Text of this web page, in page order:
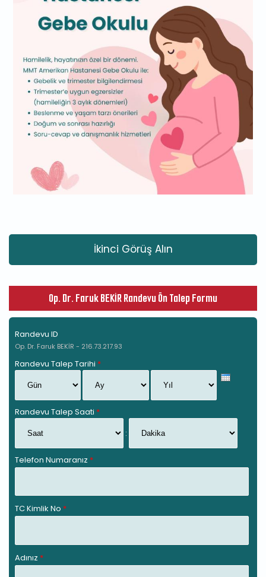
İkinci Görüş Alın
Op. Dr. Faruk BEKİR Randevu Ön Talep Formu
Randevu ID
Op. Dr. Faruk BEKİR - 216.73.217.93
Randevu Talep Tarihi *
Randevu Talep Saati *
:
Telefon Numaranız *
TC Kimlik No *
Adınız *